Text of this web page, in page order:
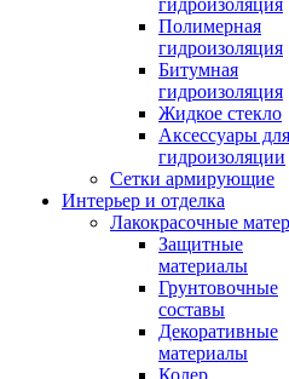
гидроизоляция
Полимерная
гидроизоляция
Битумная
гидроизоляция
Жидкое стекло
Аксессуары для
гидроизоляции
Сетки армирующие
Интерьер и отделка
Лакокрасочные
Защитные
материалы
Грунтовочные
составы
Декоративные
материалы
Колер